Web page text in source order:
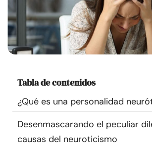
Cursos
Recursos
Comunidad
Encuentra un terapeuta
Idioma
Tabla de contenidos
¿Qué es una personalidad
Desenmascarando el peculiar
causas del neuroticismo